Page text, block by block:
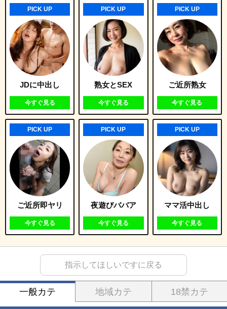
PICK UP
JDに中出し
今すぐ見る
PICK UP
熟女とSEX
今すぐ見る
PICK UP
ご近所熟女
今すぐ見る
PICK UP
ご近所即ヤリ
今すぐ見る
PICK UP
夜遊びババア
今すぐ見る
PICK UP
ママ活中出し
今すぐ見る
指示してほしいですに戻る
一般カテ 地域カテ 18禁カテ